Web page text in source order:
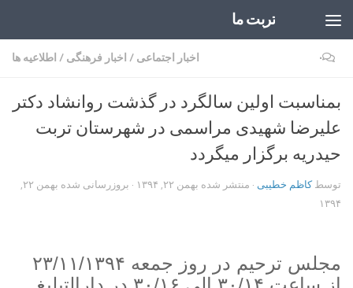
تربت ما
اخبار اجتماعی / اخبار فرهنگی / اطلاعیه ها ۰
بمناسبت اولین سالگرد در گذشت روانشاد دکتر
علیرضا شهیدی مراسمی در شهرستان تربت
حیدریه برگزار میگردد
توسطکاظم خطیبی · منتشر شده بهمن ۲۲, ۱۳۹۴ · بروزرسانی شده
بهمن ۲۲,
۱۳۹۴